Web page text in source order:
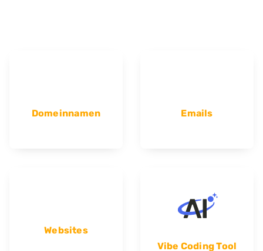
Domeinnamen Emails
Websites
Vibe Coding Tool